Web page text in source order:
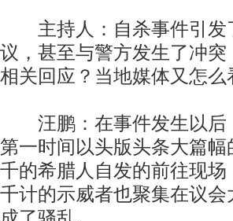
主持人：自杀事件引发
议，甚至与警方发生了冲
相关回应？当地媒体又怎么
汪鹏：在事件发生以后
第一时间以头版头条大篇
千的希腊人自发的前往现
千计的示威者也聚集在议